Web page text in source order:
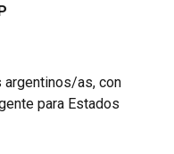
as, con
para Estados